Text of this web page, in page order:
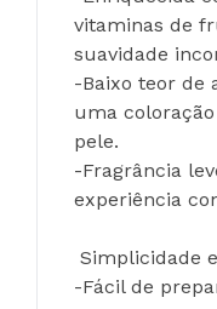
vitaminas de
suavidade
-Baixo teor de
uma
pele.
-Fragrância
experiência
Simplicidade
-Fácil de